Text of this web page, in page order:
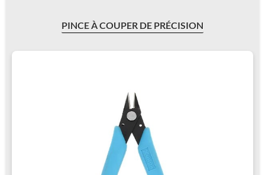
PINCE À COUPER DE PRÉCISION